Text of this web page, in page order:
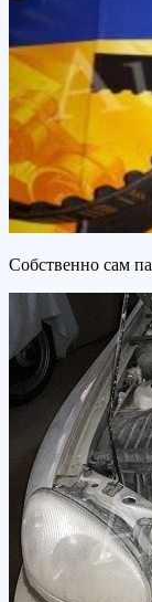
Собственно сам